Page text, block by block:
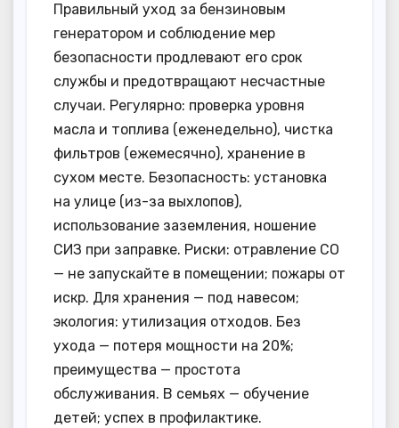
Правильный уход за бензиновым
генератором и соблюдение мер
безопасности продлевают его срок
службы и предотвращают несчастные
случаи. Регулярно: проверка уровня
масла и топлива (еженедельно), чистка
фильтров (ежемесячно), хранение в
сухом месте. Безопасность: установка
на улице (из-за выхлопов),
использование заземления, ношение
СИЗ при заправке. Риски: отравление CO
— не запускайте в помещении; пожары от
искр. Для хранения — под навесом;
экология: утилизация отходов. Без
ухода — потеря мощности на 20%;
преимущества — простота
обслуживания. В семьях — обучение
детей; успех в профилактике.